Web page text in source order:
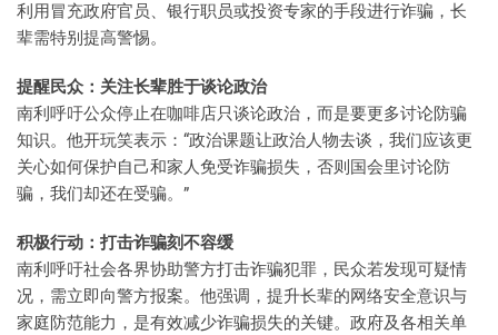
利用冒充政府官员、银行职员或投资专家的手段进行诈骗，长
辈需特别提高警惕。
提醒民众：关注长辈胜于谈论政治
南利呼吁公众停止在咖啡店只谈论政治，而是要更多讨论防骗
知识。他开玩笑表示：“政治课题让政治人物去谈，我们应该更
关心如何保护自己和家人免受诈骗损失，否则国会里讨论防
骗，我们却还在受骗。”
积极行动：打击诈骗刻不容缓
南利呼吁社会各界协助警方打击诈骗犯罪，民众若发现可疑情
况，需立即向警方报案。他强调，提升长辈的网络安全意识与
家庭防范能力，是有效减少诈骗损失的关键。政府及各相关单